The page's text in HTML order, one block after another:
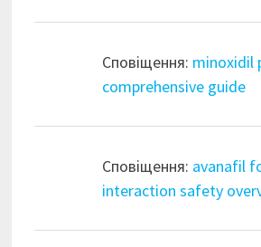
Сповіщення: minoxidil
comprehensive guide
Сповіщення: avanafil
interaction safety